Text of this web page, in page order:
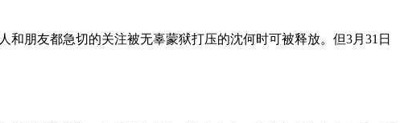
和朋友都急切的关注被无辜蒙狱打压的沈何时可被释放。但3月31日